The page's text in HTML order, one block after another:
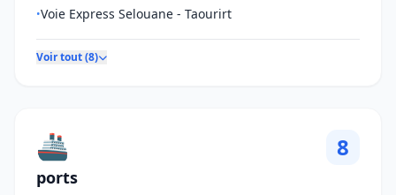
•Voie Express Selouane - Taourirt
Voir tout (8)
🚢
ports
8